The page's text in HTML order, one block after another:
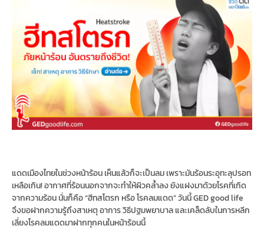
แดดเมืองไทยในช่วงหน้าร้อน เห็นแล้วก็จะเป็นลม เพราะมันร้อนระอุทะลุปรอท
เหลือเกิน! อากาศที่ร้อนนอกจากจะทำให้ผิวคล้ำลง ยังแฝงมาด้วยโรคที่เกิด
จากความร้อน นั่นก็คือ “ฮีทสโตรก หรือ โรคลมแดด” วันนี้ GED good life
จึงขอฝากความรู้ถึงสาเหตุ อาการ วิธีปฐมพยาบาล และเคล็ดลับในการหลีก
เลี่ยงโรคลมแดดมาฝากทุกคนในหน้าร้อนนี้